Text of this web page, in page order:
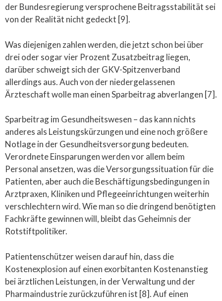
der Bundesregierung versprochene Beitragsstabilität sei
von der Realität nicht gedeckt [9].
Was diejenigen zahlen werden, die jetzt schon bei über
drei oder sogar vier Prozent Zusatzbeitrag liegen,
darüber schweigt sich der GKV-Spitzenverband
allerdings aus. Auch von der niedergelassenen
Ärzteschaft wolle man einen Sparbeitrag abverlangen [7].
Sparbeitrag im Gesundheitswesen – das kann nichts
anderes als Leistungskürzungen und eine noch größere
Notlage in der Gesundheitsversorgung bedeuten.
Verordnete Einsparungen werden vor allem beim
Personal ansetzen, was die Versorgungssituation für die
Patienten, aber auch die Beschäftigungsbedingungen in
Arztpraxen, Kliniken und Pflegeeinrichtungen weiterhin
verschlechtern wird. Wie man so die dringend benötigten
Fachkräfte gewinnen will, bleibt das Geheimnis der
Rotstiftpolitiker.
Patientenschützer weisen darauf hin, dass die
Kostenexplosion auf einen exorbitanten Kostenanstieg
bei ärztlichen Leistungen, in der Verwaltung und der
Pharmaindustrie zurückzuführen ist [8]. Auf einen